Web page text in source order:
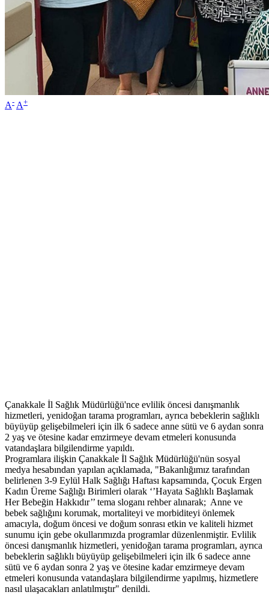
A- A+
Çanakkale İl Sağlık Müdürlüğü'nce evlilik öncesi danışmanlık
hizmetleri, yenidoğan tarama programları, ayrıca bebeklerin sağlıklı
büyüyüp gelişebilmeleri için ilk 6 sadece anne sütü ve 6 aydan sonra
2 yaş ve ötesine kadar emzirmeye devam etmeleri konusunda
vatandaşlara bilgilendirme yapıldı.
Programlara ilişkin Çanakkale İl Sağlık Müdürlüğü'nün sosyal
medya hesabından yapılan açıklamada, "Bakanlığımız tarafından
belirlenen 3-9 Eylül Halk Sağlığı Haftası kapsamında, Çocuk Ergen
Kadın Üreme Sağlığı Birimleri olarak ‘’Hayata Sağlıklı Başlamak
Her Bebeğin Hakkıdır’’ tema sloganı rehber alınarak; Anne ve
bebek sağlığını korumak, mortaliteyi ve morbiditeyi önlemek
amacıyla, doğum öncesi ve doğum sonrası etkin ve kaliteli hizmet
sunumu için gebe okullarımızda programlar düzenlenmiştir. Evlilik
öncesi danışmanlık hizmetleri, yenidoğan tarama programları, ayrıca
bebeklerin sağlıklı büyüyüp gelişebilmeleri için ilk 6 sadece anne
sütü ve 6 aydan sonra 2 yaş ve ötesine kadar emzirmeye devam
etmeleri konusunda vatandaşlara bilgilendirme yapılmış, hizmetlere
nasıl ulaşacakları anlatılmıştır" denildi.